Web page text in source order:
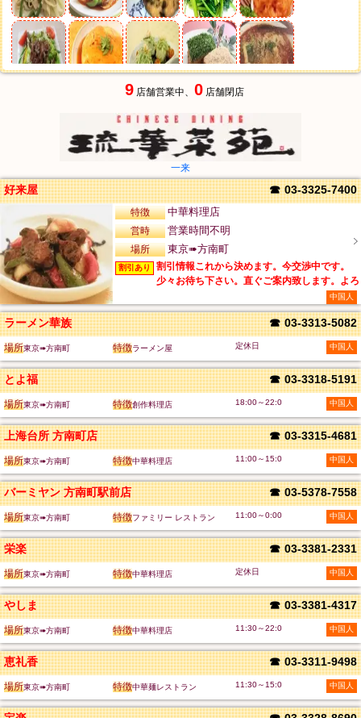
9 店舗営業中、 0 店舗閉店
一来
好来屋 ☎ 03-3325-7400
特徴
中華料理店
営時
営業時間不明
場所
東京➠方南町
割引あり
割引情報これから決めます。今交渉中です。
少々お待ち下さい。直ぐご案内致します。よろ
中国人
ラーメン華族 ☎ 03-3313-5082
場所東京➠方南町 特徴ラーメン屋 定休日 中国人
とよ福 ☎ 03-3318-5191
場所東京➠方南町 特徴創作料理店 18:00～22:0 中国人
上海台所 方南町店 ☎ 03-3315-4681
場所東京➠方南町 特徴中華料理店 11:00～15:0 中国人
バーミヤン 方南町駅前店 ☎ 03-5378-7558
場所東京➠方南町 特徴ファミリー レストラン 11:00～0:00 中国人
栄楽 ☎ 03-3381-2331
場所東京➠方南町 特徴中華料理店 定休日 中国人
やしま ☎ 03-3381-4317
場所東京➠方南町 特徴中華料理店 11:30～22:0 中国人
恵礼香 ☎ 03-3311-9498
場所東京➠方南町 特徴中華麺レストラン 11:30～15:0 中国人